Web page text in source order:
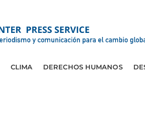
CLIMA DERECHOS HUMANOS